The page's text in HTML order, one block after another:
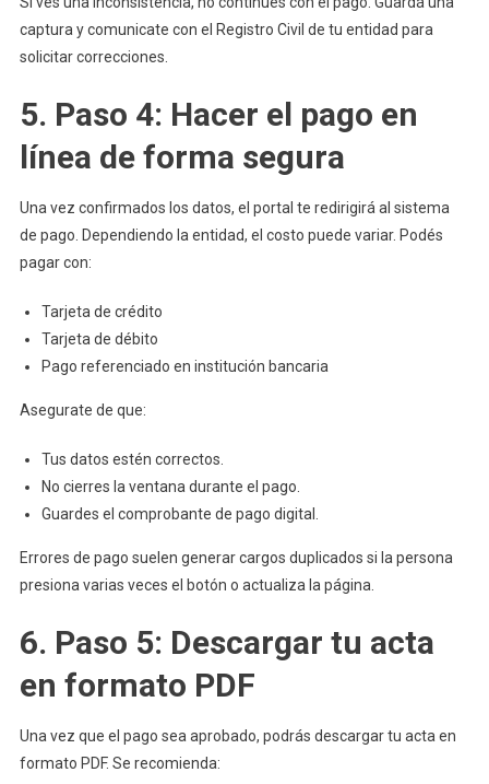
captura y comunicate con el Registro Civil de tu entidad para
solicitar correcciones.
5. Paso 4: Hacer el pago en
línea de forma segura
Una vez confirmados los datos, el portal te redirigirá al sistema
de pago. Dependiendo la entidad, el costo puede variar. Podés
pagar con:
Tarjeta de crédito
Tarjeta de débito
Pago referenciado en institución bancaria
Asegurate de que:
Tus datos estén correctos.
No cierres la ventana durante el pago.
Guardes el comprobante de pago digital.
Errores de pago suelen generar cargos duplicados si la persona
presiona varias veces el botón o actualiza la página.
6. Paso 5: Descargar tu acta
en formato PDF
Una vez que el pago sea aprobado, podrás descargar tu acta en
formato PDF. Se recomienda: